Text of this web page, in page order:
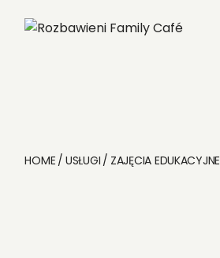
HOME USŁUGI ZAJĘCIA EDUKACYJNE